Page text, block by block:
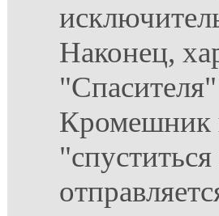
Наконец,
Кромешник